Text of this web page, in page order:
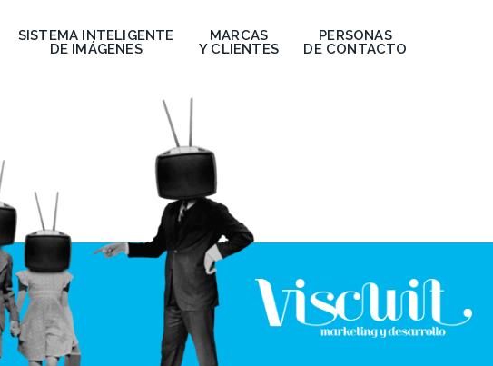
SISTEMA INTELIGENTE
DE IMÁGENES
MARCAS
Y CLIENTES
PERSONAS
DE CONTACTO